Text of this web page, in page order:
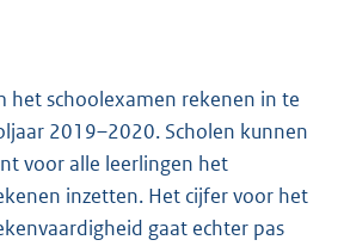
het schoolexamen rekenen in te
2019–2020. Scholen kunnen
voor alle leerlingen het
inzetten. Het cijfer voor het
gaat echter pas